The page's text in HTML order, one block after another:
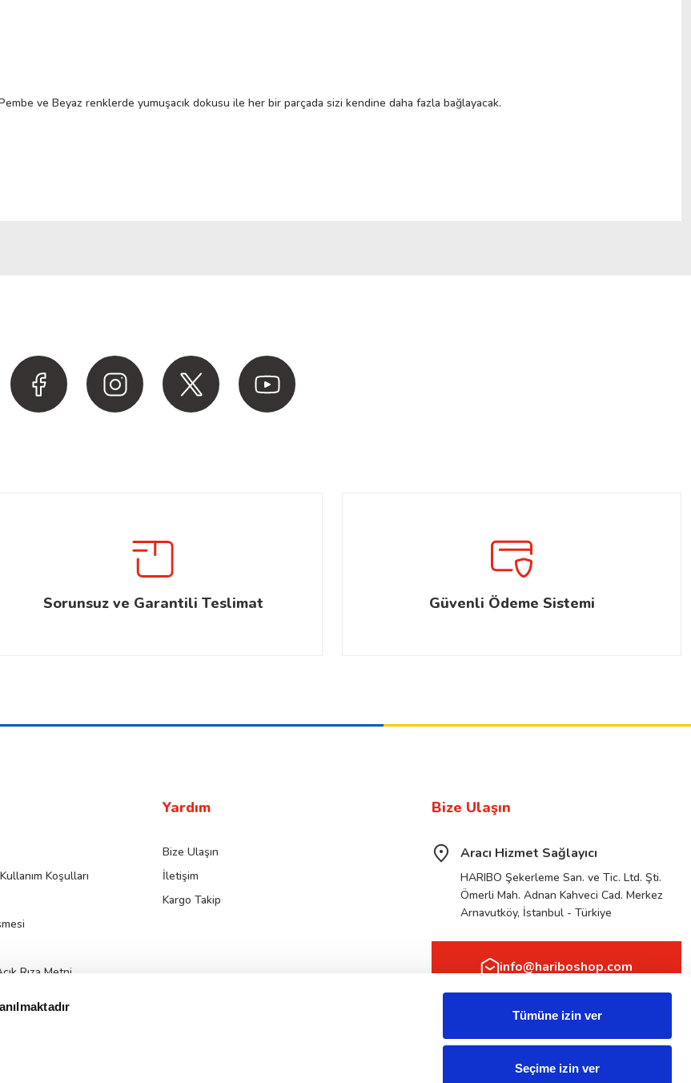
Tümüne izin ver
Seçime izin ver
ve Beyaz renklerde yumuşacık dokusu ile her bir parçada sizi kendine daha fazla bağlayacak.
Sorunsuz ve Garantili Teslimat Güvenli Ödeme Sistemi
Koşulları
Rıza Metni
Yardım
Bize Ulaşın
İletişim
Kargo Takip
Bize Ulaşın
Aracı Hizmet Sağlayıcı
HARIBO Şekerleme San. ve Tic. Ltd. Şti.
Ömerli Mah. Adnan Kahveci Cad. Merkez
Arnavutköy, İstanbul - Türkiye
info@hariboshop.com